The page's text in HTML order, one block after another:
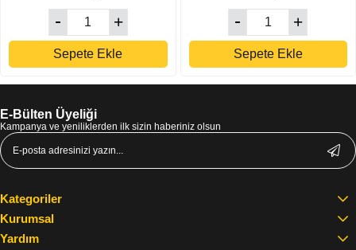
Sepete Ekle Sepete Ekle
E-Bülten Üyeliği
Kampanya ve yeniliklerden ilk sizin haberiniz olsun
Kategoriler
Kurumsal
Yardım